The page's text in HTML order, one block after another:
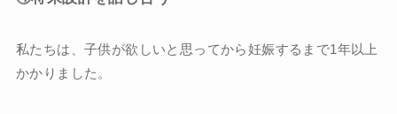
私たちは、子供が欲しいと思ってから妊娠するまで1年以上
かかりました。